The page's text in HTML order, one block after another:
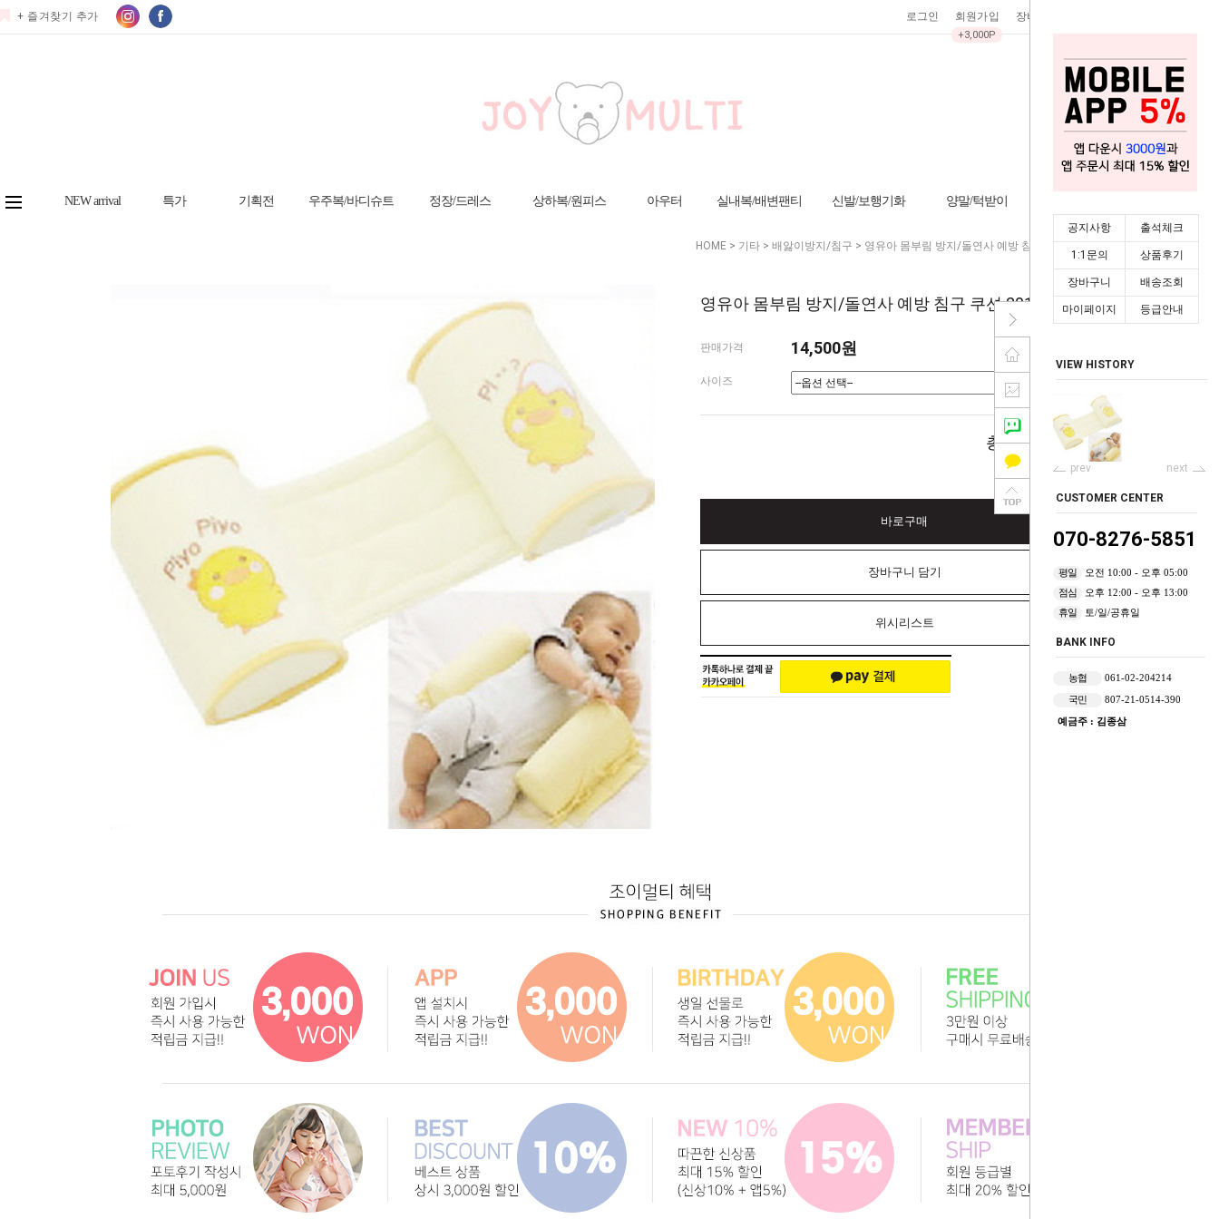
공지사항 출석체크
1:1문의 상품후기
장바구니 배송조회
마이페이지 등급안내
VIEW HISTORY
prev next
CUSTOMER CENTER
070-8276-5851
평일
오전 10:00 - 오후 05:00
점심
오후 12:00 - 오후 13:00
휴일
토/일/공휴일
BANK INFO
농협
061-02-204214
국민
807-21-0514-390
예금주 : 김종삼
+ 즐겨찾기 추가 로그인 회원가입
+3,000P
장바구니
NEW arrival 특가 기획전 우주복/바디슈트 정장/드레스 상하복/원피스 아우터 실내복/배변팬티 신발/보행기화 양말/턱받이
HOME > 기타 > 배앓이방지/침구 > 영유아 몸부림 방지/돌연사 예방 침구 쿠션 201335
영유아 몸부림 방지/돌연사 예방 침구 쿠션 201335
판매가격 14,500원
사이즈
총 상품 금액0원
바로구매
장바구니 담기
위시리스트